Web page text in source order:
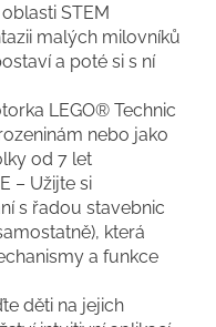
STEM
malých milovníků
a poté si s ní
LEGO® Technic
nebo jako
od 7 let
– Užijte si
s řadou stavebnic
která
a funkce
děti na jejich